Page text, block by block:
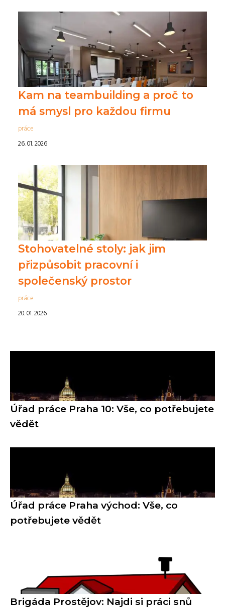
Kam na teambuilding a proč to
má smysl pro každou firmu
práce
26. 01. 2026
Stohovatelné stoly: jak jim
přizpůsobit pracovní i
společenský prostor
práce
20. 01. 2026
Úřad práce Praha 10: Vše, co potřebujete
vědět
Úřad práce Praha východ: Vše, co
potřebujete vědět
Brigáda Prostějov: Najdi si práci snů